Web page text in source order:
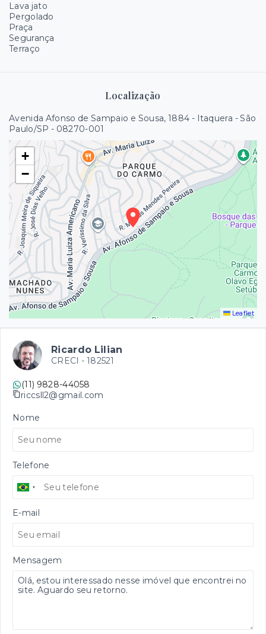
Lava jato
Pergolado
Praça
Segurança
Terraço
Localização
Avenida Afonso de Sampaio e Sousa, 1884 - Itaquera - São
Paulo/SP - 08270-001
+
−
Leaflet
Ricardo Lilian
CRECI - 182521
(11) 9828-44058
riccsll2@gmail.com
Nome
Telefone
E-mail
Mensagem